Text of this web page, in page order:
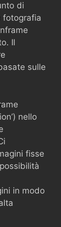
di
fotografia
Il
sulle
) nello
fisse
in modo